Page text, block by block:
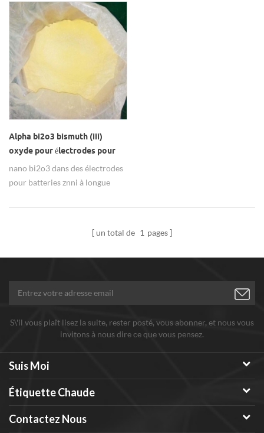
Alpha bi2o3 bismuth (iii)
oxyde pour électrodes pour
batteries zn
nano bi2o3 dans des électrodes
pour batteries znni à longue
matériau électronique dopé par
oxyde de bismuth (iii) alpha
sensibles, composants
électroniques en céramique
un total de 1 pages
S\'il vous plaît lisez la suite, rester posté, vous abonner, et nous vous
invitons à nous dire ce que vous pensez.
Suis Moi
Étiquette Chaude
Contactez Nous